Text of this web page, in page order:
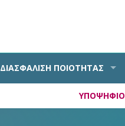
ΔΙΑΣΦΑΛΙΣΗ ΠΟΙΟΤΗΤΑΣ